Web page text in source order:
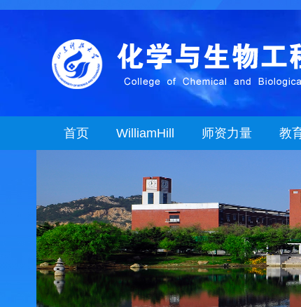
首页 WilliamHill 师资力量 教